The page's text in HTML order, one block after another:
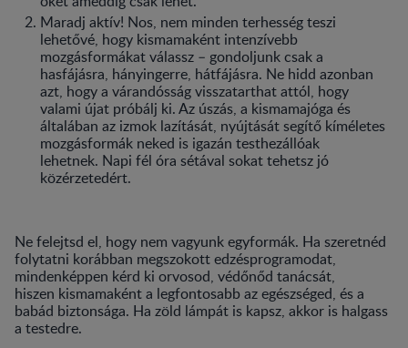
Maradj aktív! Nos, nem minden terhesség teszi
lehetővé, hogy kismamaként intenzívebb
mozgásformákat válassz – gondoljunk csak a
hasfájásra, hányingerre, hátfájásra. Ne hidd azonban
azt, hogy a várandósság visszatarthat attól, hogy
valami újat próbálj ki. Az úszás, a kismamajóga és
általában az izmok lazítását, nyújtását segítő kíméletes
mozgásformák neked is igazán testhezállóak
lehetnek. Napi fél óra sétával sokat tehetsz jó
közérzetedért.
Ne felejtsd el, hogy nem vagyunk egyformák. Ha szeretnéd
folytatni korábban megszokott edzésprogramodat,
mindenképpen kérd ki orvosod, védőnőd tanácsát,
hiszen kismamaként a legfontosabb az egészséged, és a
babád biztonsága. Ha zöld lámpát is kapsz, akkor is halgass
a testedre.